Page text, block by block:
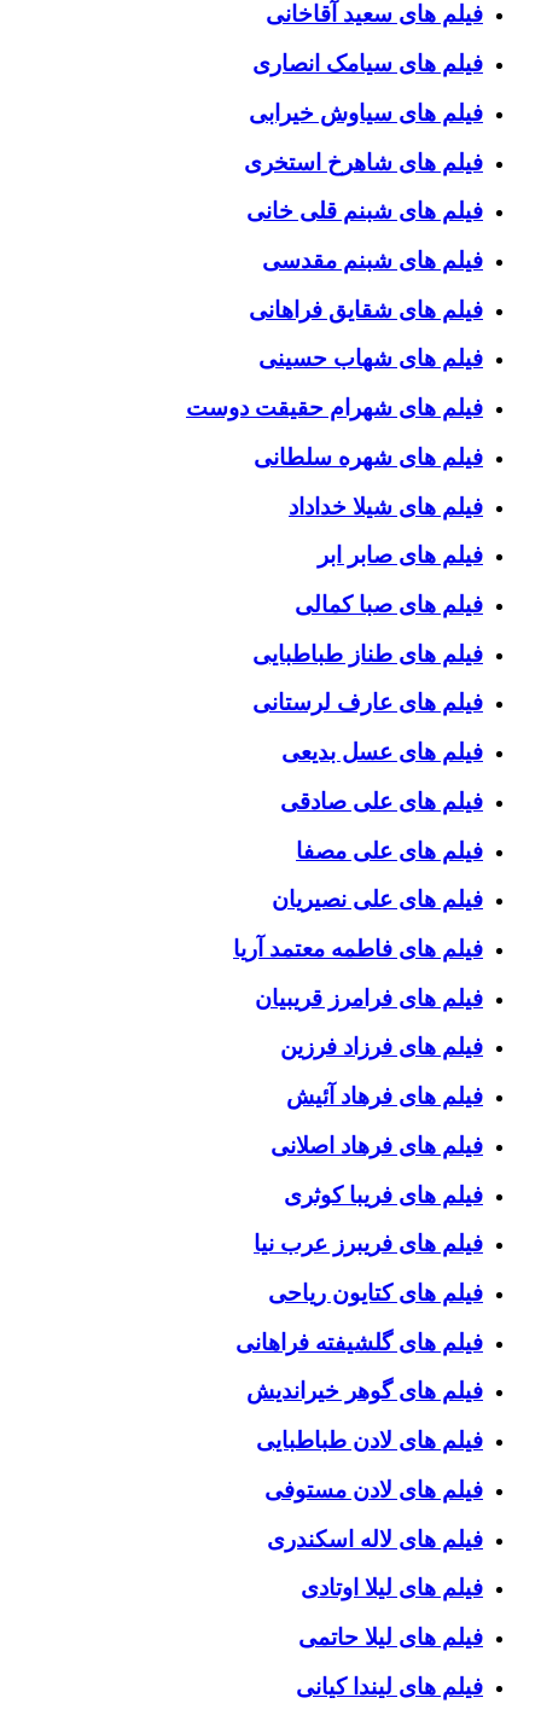
فیلم های سعید آقاخانی
فیلم های سیامک انصاری
فیلم های سیاوش خیرابی
فیلم های شاهرخ استخری
فیلم های شبنم قلی خانی
فیلم های شبنم مقدسی
فیلم های شقایق فراهانی
فیلم های شهاب حسینی
فیلم های شهرام حقیقت دوست
فیلم های شهره سلطانی
فیلم های شیلا خداداد
فیلم های صابر ابر
فیلم های صبا کمالی
فیلم های طناز طباطبایی
فیلم های عارف لرستانی
فیلم های عسل بدیعی
فیلم های علی صادقی
فیلم های علی مصفا
فیلم های علی نصیریان
فیلم های فاطمه معتمد آریا
فیلم های فرامرز قریبیان
فیلم های فرزاد فرزین
فیلم های فرهاد آئیش
فیلم های فرهاد اصلانی
فیلم های فریبا کوثری
فیلم های فریبرز عرب نیا
فیلم های کتایون ریاحی
فیلم های گلشیفته فراهانی
فیلم های گوهر خیراندیش
فیلم های لادن طباطبایی
فیلم های لادن مستوفی
فیلم های لاله اسکندری
فیلم های لیلا اوتادی
فیلم های لیلا حاتمی
فیلم های لیندا کیانی